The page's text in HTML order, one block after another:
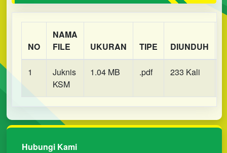
NO
NAMA
FILE
UKURAN TIPE DIUNDUH
1
Juknis
KSM
1.04 MB .pdf 233 Kali
Hubungi Kami